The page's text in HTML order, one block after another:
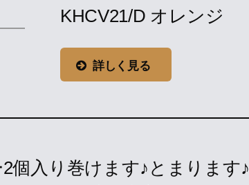
KHCV21/D オレンジ
詳しく見る
個入り巻けます♪とまります♪